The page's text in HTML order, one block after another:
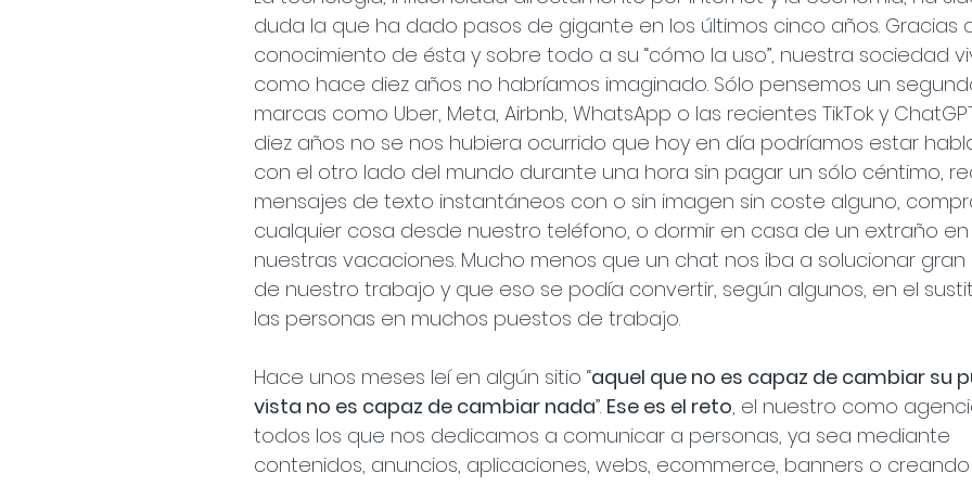
duda la que ha dado pasos de gigante en los últimos cinco años. Gracias
conocimiento de ésta y sobre todo a su “cómo la uso”, nuestra sociedad
como hace diez años no habríamos imaginado. Sólo pensemos un
marcas como Uber, Meta, Airbnb, WhatsApp o las recientes TikTok y
diez años no se nos hubiera ocurrido que hoy en día podríamos estar
con el otro lado del mundo durante una hora sin pagar un sólo céntimo,
mensajes de texto instantáneos con o sin imagen sin coste alguno,
cualquier cosa desde nuestro teléfono, o dormir en casa de un extraño
nuestras vacaciones. Mucho menos que un chat nos iba a solucionar
de nuestro trabajo y que eso se podía convertir, según algunos, en el
las personas en muchos puestos de trabajo.
Hace unos meses leí en algún sitio “aquel que no es capaz de cambiar su
vista no es capaz de cambiar nada”. Ese es el reto, el nuestro como
todos los que nos dedicamos a comunicar a personas, ya sea mediante
contenidos, anuncios, aplicaciones, webs, ecommerce, banners o